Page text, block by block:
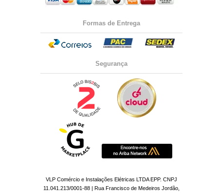
Formas de Entrega
Segurança
VLP Comércio e Instalações Elétricas LTDA EPP. CNPJ
11.041.213/0001-88 | Rua Francisco de Medeiros Jordão,